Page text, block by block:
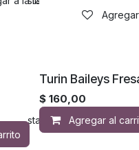
a la lista de deseos
Agregar
Turin Baileys
$ 160,00
Agregar al